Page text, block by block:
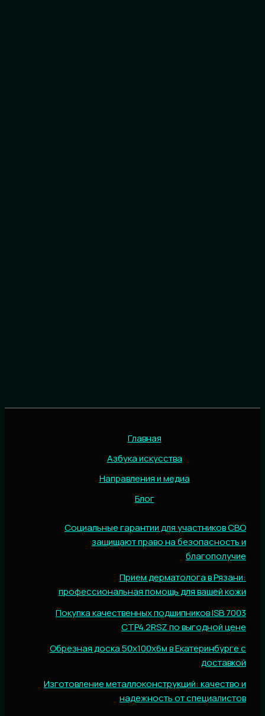
Главная
Азбука искусства
Направления и медиа
Блог
Социальные гарантии для участников СВО
защищают право на безопасность и
благополучие
Прием дерматолога в Рязани:
профессиональная помощь для вашей кожи
Покупка качественных подшипников ISB 7003
CTP4.2RSZ по выгодной цене
Обрезная доска 50х100х6м в Екатеринбурге с
доставкой
Изготовление металлоконструкций: качество и
надежность от специалистов